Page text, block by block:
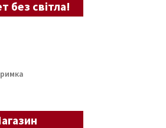
без світла!